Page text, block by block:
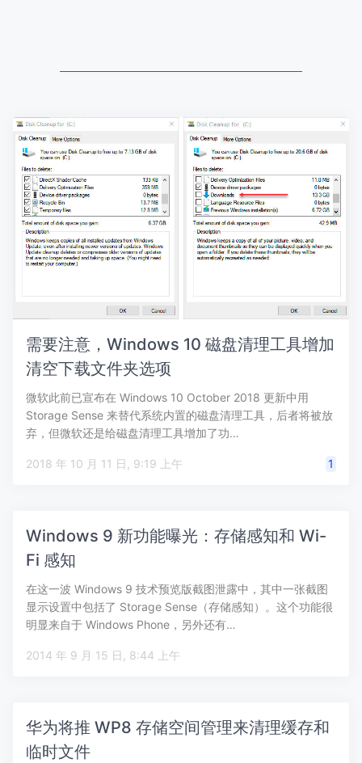
需要注意，Windows 10 磁盘清理工具增加
清空下载文件夹选项
微软此前已宣布在 Windows 10 October 2018 更新中用
Storage Sense 来替代系统内置的磁盘清理工具，后者将被放
弃，但微软还是给磁盘清理工具增加了功…
2018 年 10 月 11 日, 9:19 上午 1
Windows 9 新功能曝光：存储感知和 Wi-
Fi 感知
在这一波 Windows 9 技术预览版截图泄露中，其中一张截图
显示设置中包括了 Storage Sense（存储感知）。这个功能很
明显来自于 Windows Phone，另外还有…
2014 年 9 月 15 日, 8:44 上午
华为将推 WP8 存储空间管理来清理缓存和
临时文件